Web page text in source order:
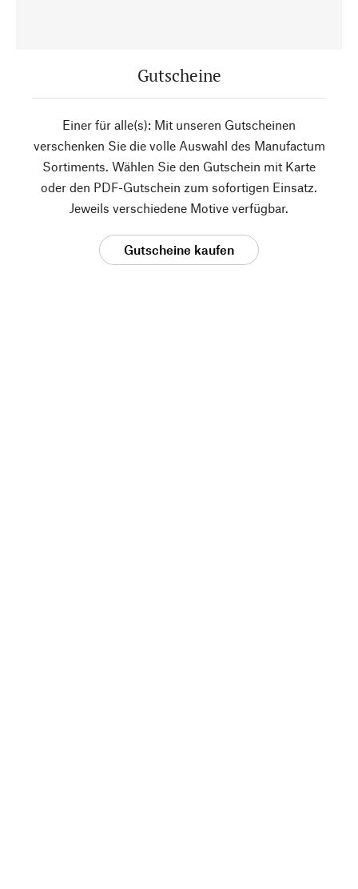
Gutscheine
Einer für alle(s): Mit unseren Gutscheinen
verschenken Sie die volle Auswahl des Manufactum
Sortiments. Wählen Sie den Gutschein mit Karte
oder den PDF-Gutschein zum sofortigen Einsatz.
Jeweils verschiedene Motive verfügbar.
Gutscheine kaufen